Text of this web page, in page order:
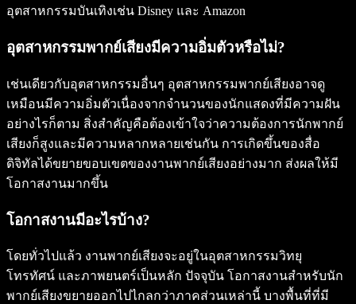
อุตสาหกรรมบันเทิงเช่น Disney และ Amazon
อุตสาหกรรมพากย์เสียงมีความอิ่มตัวหรือไม่?
เช่นเดียวกับอุตสาหกรรมอื่นๆ อุตสาหกรรมพากย์เสียงอาจดู
เหมือนมีความอิ่มตัวเนื่องจากจำนวนของนักแสดงที่มีความฝัน
อย่างไรก็ตาม สิ่งสำคัญคือต้องเข้าใจว่าความต้องการนักพากย์
เสียงก็สูงและมีความหลากหลายเช่นกัน การเกิดขึ้นของสื่อ
ดิจิทัลได้ขยายขอบเขตของงานพากย์เสียงอย่างมาก ส่งผลให้มี
โอกาสงานมากขึ้น
โอกาสงานมีอะไรบ้าง?
โดยทั่วไปแล้ว งานพากย์เสียงจะอยู่ในอุตสาหกรรมวิทยุ
โทรทัศน์ และภาพยนตร์เป็นหลัก ปัจจุบัน โอกาสงานสำหรับนัก
พากย์เสียงขยายออกไปไกลกว่าภาคส่วนเหล่านี้ บางพื้นที่ที่มี